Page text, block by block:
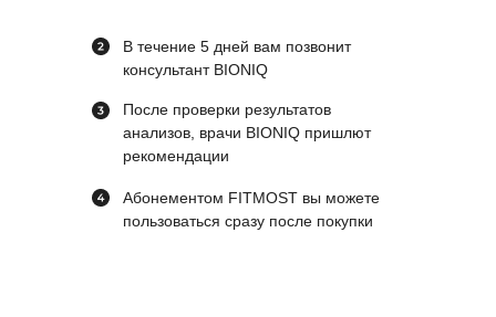
В течение 5 дней вам позвонит
консультант BIONIQ
После проверки результатов
анализов, врачи BIONIQ пришлют
рекомендации
Абонементом FITMOST вы можете
пользоваться сразу после покупки